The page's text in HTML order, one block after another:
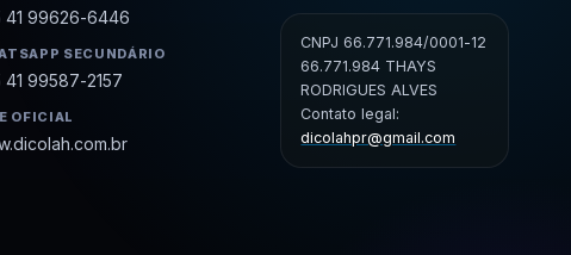
41 99626-6446
SECUNDÁRIO
41 99587-2157
OFICIAL
CNPJ 66.771.984/0001-12
66.771.984 THAYS
RODRIGUES ALVES
Contato legal:
dicolahpr@gmail.com